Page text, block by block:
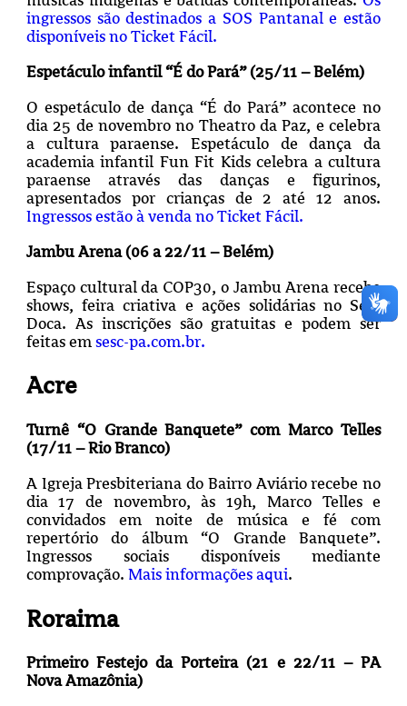
ingressos são destinados a SOS Pantanal e estão
disponíveis no Ticket Fácil.
Espetáculo infantil “É do Pará” (25/11 – Belém)
O espetáculo de dança “É do Pará” acontece no
dia 25 de novembro no Theatro da Paz, e celebra
a cultura paraense. Espetáculo de dança da
academia infantil Fun Fit Kids celebra a cultura
paraense através das danças e figurinos,
apresentados por crianças de 2 até 12 anos.
Ingressos estão à venda no Ticket Fácil.
Jambu Arena (06 a 22/11 – Belém)
Espaço cultural da COP30, o Jambu Arena recebe
shows, feira criativa e ações solidárias no Sesc
Doca. As inscrições são gratuitas e podem ser
feitas em sesc-pa.com.br.
Acre
Turnê “O Grande Banquete” com Marco Telles
(17/11 – Rio Branco)
A Igreja Presbiteriana do Bairro Aviário recebe no
dia 17 de novembro, às 19h, Marco Telles e
convidados em noite de música e fé com
repertório do álbum “O Grande Banquete”.
Ingressos sociais disponíveis mediante
comprovação. Mais informações aqui.
Roraima
Primeiro Festejo da Porteira (21 e 22/11 – PA
Nova Amazônia)